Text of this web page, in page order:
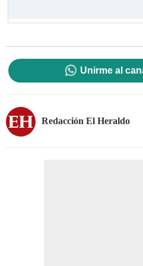
Unirme al
Redacción El Heraldo